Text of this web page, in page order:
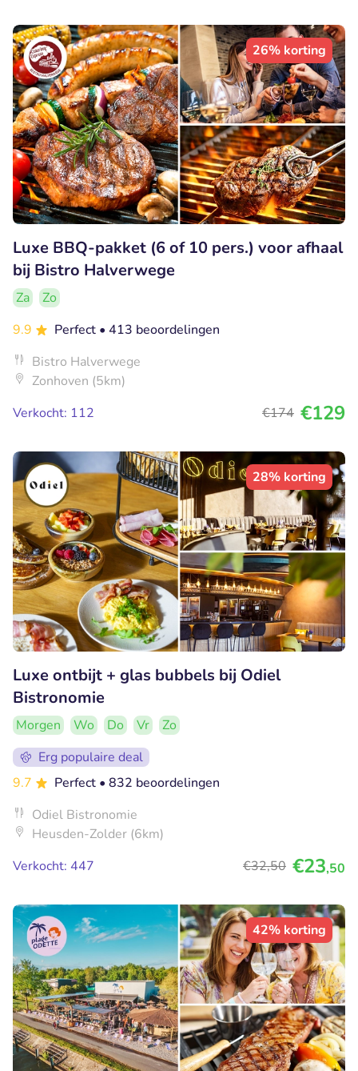
26% korting
Luxe BBQ-pakket (6 of 10 pers.) voor afhaal
bij Bistro Halverwege
Za
Zo
9.9
Perfect • 413 beoordelingen
Bistro Halverwege
Zonhoven (5km)
Verkocht: 112
€174 €129
28% korting
Luxe ontbijt + glas bubbels bij Odiel
Bistronomie
Morgen Wo Do Vr
Zo
Erg populaire deal
9.7
Perfect • 832 beoordelingen
Odiel Bistronomie
Heusden-Zolder (6km)
Verkocht: 447
€32,50 €23,50
42% korting